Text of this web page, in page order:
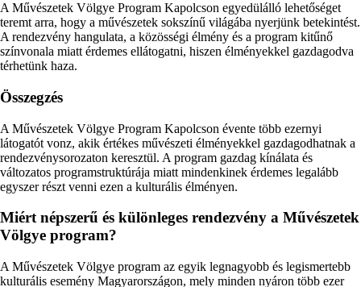
A Művészetek Völgye Program Kapolcson egyedülálló lehetőséget
teremt arra, hogy a művészetek sokszínű világába nyerjünk betekintést.
A rendezvény hangulata, a közösségi élmény és a program kitűnő
színvonala miatt érdemes ellátogatni, hiszen élményekkel gazdagodva
térhetünk haza.
Összegzés
A Művészetek Völgye Program Kapolcson évente több ezernyi
látogatót vonz, akik értékes művészeti élményekkel gazdagodhatnak a
rendezvénysorozaton keresztül. A program gazdag kínálata és
változatos programstruktúrája miatt mindenkinek érdemes legalább
egyszer részt venni ezen a kulturális élményen.
Miért népszerű és különleges rendezvény a Művészetek
Völgye program?
A Művészetek Völgye program az egyik legnagyobb és legismertebb
kulturális esemény Magyarországon, mely minden nyáron több ezer